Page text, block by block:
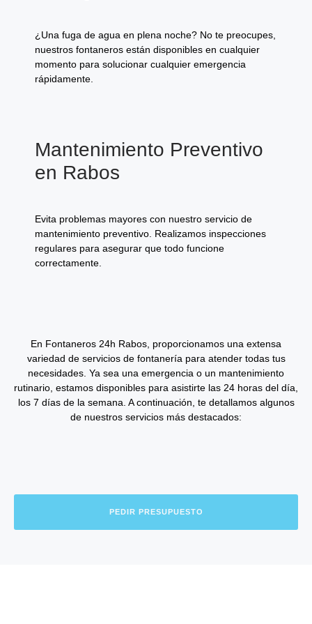
¿Una fuga de agua en plena noche? No te preocupes,
nuestros fontaneros están disponibles en cualquier
momento para solucionar cualquier emergencia
rápidamente.
Mantenimiento Preventivo
en Rabos
Evita problemas mayores con nuestro servicio de
mantenimiento preventivo. Realizamos inspecciones
regulares para asegurar que todo funcione
correctamente.
En Fontaneros 24h Rabos , proporcionamos una extensa
variedad de servicios de fontanería para atender todas tus
necesidades. Ya sea una emergencia o un mantenimiento
rutinario, estamos disponibles para asistirte las 24 horas del día,
los 7 días de la semana. A continuación, te detallamos algunos
de nuestros servicios más destacados:
PEDIR PRESUPUESTO